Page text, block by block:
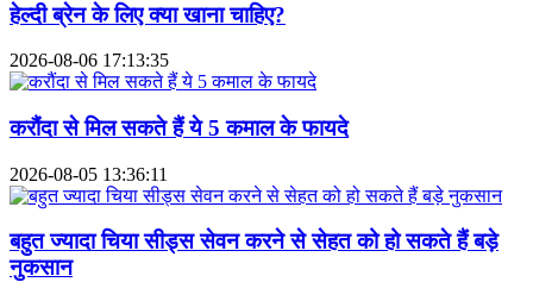
हेल्दी ब्रेन के लिए क्या खाना चाहिए?
2026-08-06 17:13:35
करौंदा से मिल सकते हैं ये 5 कमाल के फायदे
2026-08-05 13:36:11
बहुत ज्यादा चिया सीड्स सेवन करने से सेहत को हो सकते हैं बड़े
नुकसान